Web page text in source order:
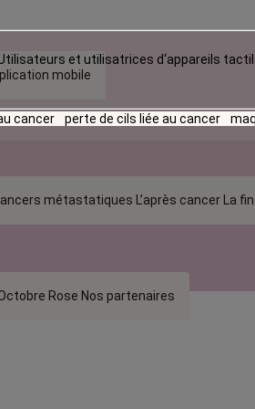
mobile
métastatiques L’après cancer La
Rose Nos partenaires
et utilisatrices d‘appareils
cancer perte de cils liée au cancer